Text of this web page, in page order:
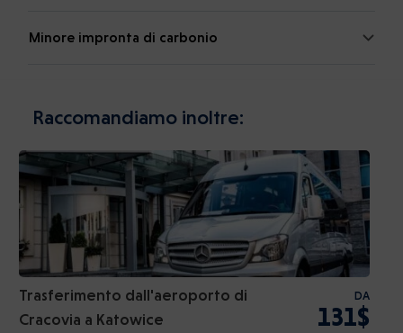
Minore impronta di carbonio
Raccomandiamo inoltre:
Trasferimento dall'aeroporto di
Cracovia a Katowice
DA
131$